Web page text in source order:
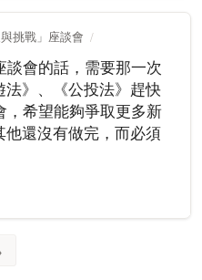
挑戰」座談會
談會的話，需要那一次
》、《公投法》趕快
，希望能夠爭取更多新
還沒有做完，而必須